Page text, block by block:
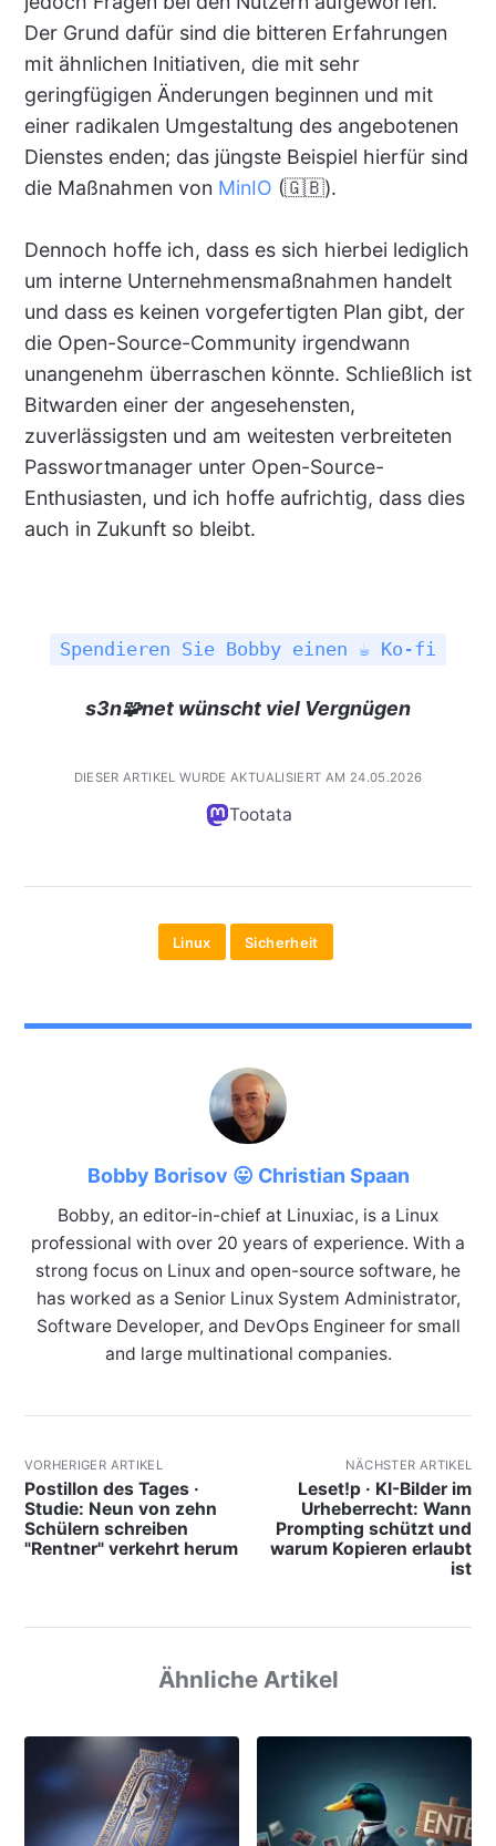
Der Grund dafür sind die bitteren Erfahrungen
mit ähnlichen Initiativen, die mit sehr
geringfügigen Änderungen beginnen und mit
einer radikalen Umgestaltung des angebotenen
Dienstes enden; das jüngste Beispiel hierfür sind
die Maßnahmen von MinIO (🇬🇧).
Dennoch hoffe ich, dass es sich hierbei lediglich
um interne Unternehmensmaßnahmen handelt
und dass es keinen vorgefertigten Plan gibt, der
die Open-Source-Community irgendwann
unangenehm überraschen könnte. Schließlich ist
Bitwarden einer der angesehensten,
zuverlässigsten und am weitesten verbreiteten
Passwortmanager unter Open-Source-
Enthusiasten, und ich hoffe aufrichtig, dass dies
auch in Zukunft so bleibt.
Spendieren Sie Bobby einen ☕ Ko-fi
s3n🧩net wünscht viel Vergnügen
DIESER ARTIKEL WURDE AKTUALISIERT AM 24.05.2026
Tootata
Linux Sicherheit
Bobby Borisov 😛 Christian Spaan
Bobby, an editor-in-chief at Linuxiac, is a Linux
professional with over 20 years of experience. With a
strong focus on Linux and open-source software, he
has worked as a Senior Linux System Administrator,
Software Developer, and DevOps Engineer for small
and large multinational companies.
VORHERIGER ARTIKEL
Postillon des Tages ·
Studie: Neun von zehn
Schülern schreiben
"Rentner" verkehrt herum
NÄCHSTER ARTIKEL
Leset!p · KI-Bilder im
Urheberrecht: Wann
Prompting schützt und
warum Kopieren erlaubt
ist
Ähnliche Artikel